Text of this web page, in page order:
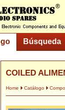
Búsqueda
COILED
Home Catálogo